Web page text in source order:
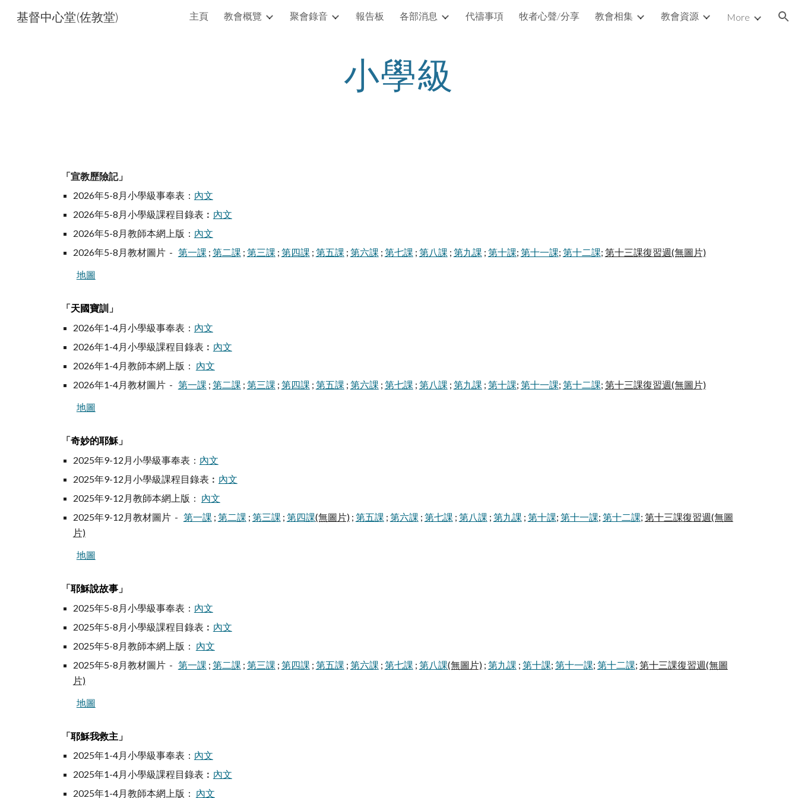
Skip to main content Skip to navigation
基督中心堂(佐敦堂) 主頁 教會概覽 聚會錄音 報告板 各部消息 代禱事項 牧者心聲/分享 教會相集 教會資源 More
小學級
「宣教歷險記」
2026年5-8月小學級事奉表 : 內文
2026年5-8月小學級課程目錄表︰ 內文
2026年5-8月教師本網上版 : 內文
2026年5-8月教材圖片 - 第一課 ; 第二課 ; 第三課 ; 第四課 ; 第五課 ; 第六課 ; 第七課 ; 第八課 ; 第九課 ; 第十課; 第十一課; 第十二課; 第十三課復習週(無圖片)
地圖
「天國寶訓
」
2026年1-4月小學級事奉表 : 內文
2026年1-4月小學級課程目錄表︰ 內文
2026年1-4月教師本網上版 : 內文
2026年1-4月教材圖片 - 第一課 ; 第二課 ; 第三課 ; 第四課 ; 第五課 ; 第六課 ; 第七課 ; 第八課 ; 第九課 ; 第十課; 第十一課; 第十二課; 第十三課復習週(無圖片)
地圖
「奇妙的耶穌」
2025年9-12 月小學級事奉表 : 內文
2025年9-12月小學級課程目錄表︰ 內文
2025年9-12月教師本網上版 : 內文
2025年9-12月教材圖片 - 第一課 ; 第二課 ; 第三課 ; 第四課(無圖片); 第五課 ; 第六課 ; 第七課 ; 第八課 ; 第九課 ; 第十課; 第十一課; 第十二課; 第十三課復習週(無圖
片)
地圖
「耶穌說故事」
2025年5-8 月小學級事奉表 : 內文
2025年5-8 月小學級課程目錄表︰ 內文
2025年5-8 月教師本網上版 : 內文
2025年5-8 月教材圖片 - 第一課 ; 第二課 ; 第三課 ; 第四課 ; 第五課 ; 第六課 ; 第七課 ; 第八課(無圖片); 第九課 ; 第十課; 第十一課; 第十二課; 第十三課復習週(無圖
片)
地圖
「耶穌我救主」
2025年1-4月小學級事奉表 : 內文
2025年1-4月小學級課程目錄表︰ 內文
2025年1-4月教師本網上版 : 內文